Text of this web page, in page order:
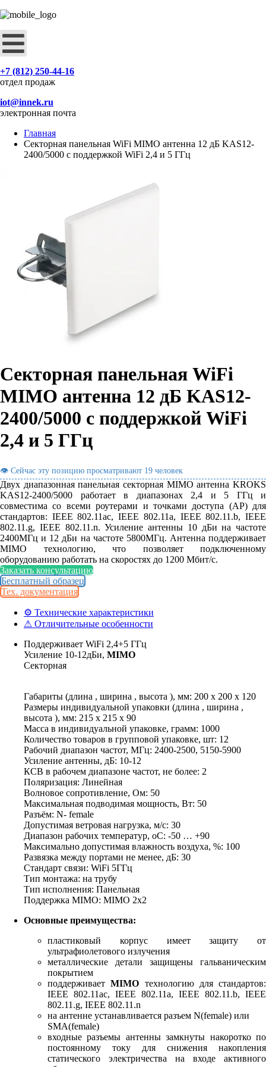
+7 (812) 250-44-16
отдел продаж
iot@innek.ru
электронная почта
Главная
Секторная панельная WiFi MIMO антенна 12 дБ KAS12-
2400/5000 с поддержкой WiFi 2,4 и 5 ГГц
Секторная панельная WiFi
MIMO антенна 12 дБ KAS12-
2400/5000 с поддержкой WiFi
2,4 и 5 ГГц
👁 Сейчас эту позицию просматривают 19 человек
Двух диапазонная панельная секторная MIMO антенна KROKS
KAS12-2400/5000 работает в диапазонах 2,4 и 5 ГГц и
совместима со всеми роутерами и точками доступа (AP) для
стандартов: IEEE 802.11ac, IEEE 802.11a, IEEE 802.11.b, IEEE
802.11.g, IEEE 802.11.n. Усиление антенны 10 дБи на частоте
2400МГц и 12 дБи на частоте 5800МГц. Антенна поддерживает
MIMO технологию, что позволяет подключенному
оборудованию работать на скоростях до 1200 Мбит/с.
Заказать консультацию
Бесплатный образец
Тех. документация
⚙ Технические характеристики
⚠ Отличительные особенности
Поддерживает WiFi 2,4+5 ГГц
Усиление 10-12дБи, MIMO
Секторная
Габариты (длина , ширина , высота ), мм: 200 x 200 x 120
Размеры индивидуальной упаковки (длина , ширина ,
высота ), мм: 215 x 215 x 90
Масса в индивидуальной упаковке, грамм: 1000
Количество товаров в групповой упаковке, шт: 12
Рабочий диапазон частот, МГц: 2400-2500, 5150-5900
Усиление антенны, дБ: 10-12
КСВ в рабочем диапазоне частот, не более: 2
Поляризация: Линейная
Волновое сопротивление, Ом: 50
Максимальная подводимая мощность, Вт: 50
Разъём: N- female
Допустимая ветровая нагрузка, м/с: 30
Диапазон рабочих температур, оС: -50 … +90
Максимально допустимая влажность воздуха, %: 100
Развязка между портами не менее, дБ: 30
Стандарт связи: WiFi 5ГГц
Тип монтажа: на трубу
Тип исполнения: Панельная
Поддержка MIMO: MIMO 2x2
Основные преимущества:
пластиковый корпус имеет защиту от
ультрафиолетового излучения
металлические детали защищены гальваническим
покрытием
поддерживаетMIMO технологию для стандартов:
IEEE 802.11ac, IEEE 802.11a, IEEE 802.11.b, IEEE
802.11.g, IEEE 802.11.n
на антенне устанавливается разъем N(female) или
SMA(female)
входные разъемы антенны замкнуты накоротко по
постоянному току для снижения накопления
статического электричества на входе активного